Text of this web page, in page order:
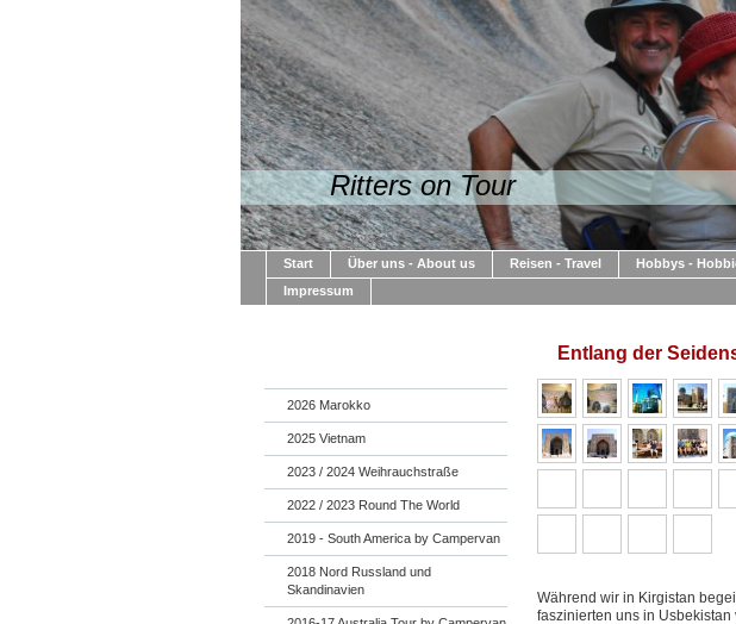
Ritters on Tour
Start Über uns - About us Reisen - Travel Hobbys -
Impressum
2026 Marokko
2025 Vietnam
2023 / 2024 Weihrauchstraße
2022 / 2023 Round The World
2019 - South America by Campervan
2018 Nord Russland und
Skandinavien
Entlang der
Während wir in Kirgistan
faszinierten uns in